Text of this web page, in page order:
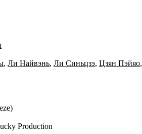
, Ли Найвэнь, Ли Синьцзэ, Цзян Пэйяо,
Production